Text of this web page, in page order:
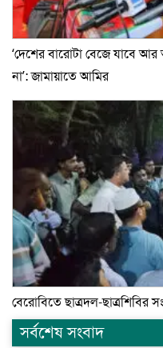
‘দেশের বারোটা বেজে যাবে
না’: জামায়াতে আমির
বেরোবিতে ছাত্রদল-
সর্বশেষ সংবাদ